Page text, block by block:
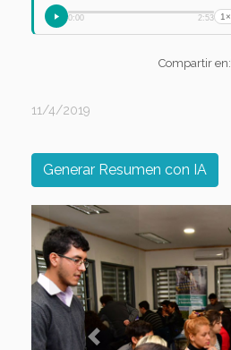
0:00 2:53 1×
Compartir en:
11/4/2019
Generar Resumen con IA
Previous